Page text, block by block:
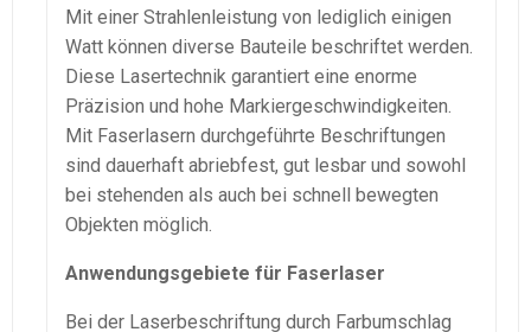
Mit einer Strahlenleistung von lediglich einigen
Watt können diverse Bauteile beschriftet werden.
Diese Lasertechnik garantiert eine enorme
Präzision und hohe Markiergeschwindigkeiten.
Mit Faserlasern durchgeführte Beschriftungen
sind dauerhaft abriebfest, gut lesbar und sowohl
bei stehenden als auch bei schnell bewegten
Objekten möglich.
Anwendungsgebiete für Faserlaser
Bei der Laserbeschriftung durch Farbumschlag